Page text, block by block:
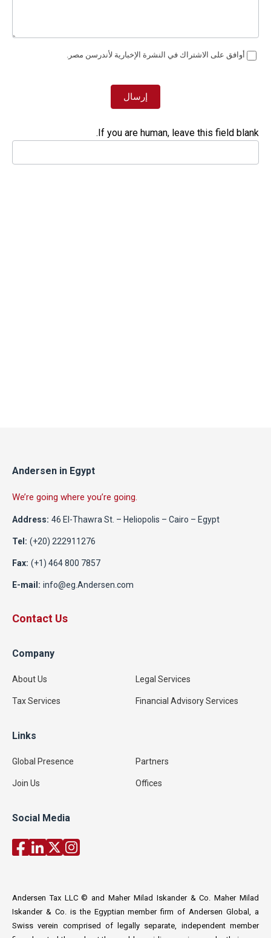
أوافق على الاشتراك في النشرة الإخبارية لأندرسن مصر.
إرسال
If you are human, leave this field blank.
Andersen in Egypt
We’re going where you’re going.
Address: 46 El-Thawra St. – Heliopolis – Cairo – Egypt
Tel: (+20) 222911276
Fax: (+1) 464 800 7857
E-mail: info@eg.Andersen.com
Contact Us
Company
About Us Legal Services
Tax Services Financial Advisory Services
Links
Global Presence Partners
Join Us Offices
Social Media
Andersen Tax LLC © and Maher Milad Iskander & Co. Maher Milad
Iskander & Co. is the Egyptian member firm of Andersen Global, a
Swiss verein comprised of legally separate, independent member